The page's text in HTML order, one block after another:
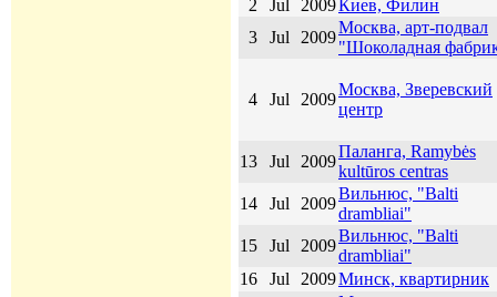
2 Jul 2009 Киев, Филин
3
Jul 2009
Москва, арт-подвал
"Шоколадная
4 Jul 2009
Москва, Зверевский
центр
13 Jul 2009
Паланга, Ramybės
kultūros centras
14
Jul 2009
Вильнюс, "Balti
drambliai"
15
Jul 2009
Вильнюс, "Balti
drambliai"
16
Jul 2009Минск, квартирник